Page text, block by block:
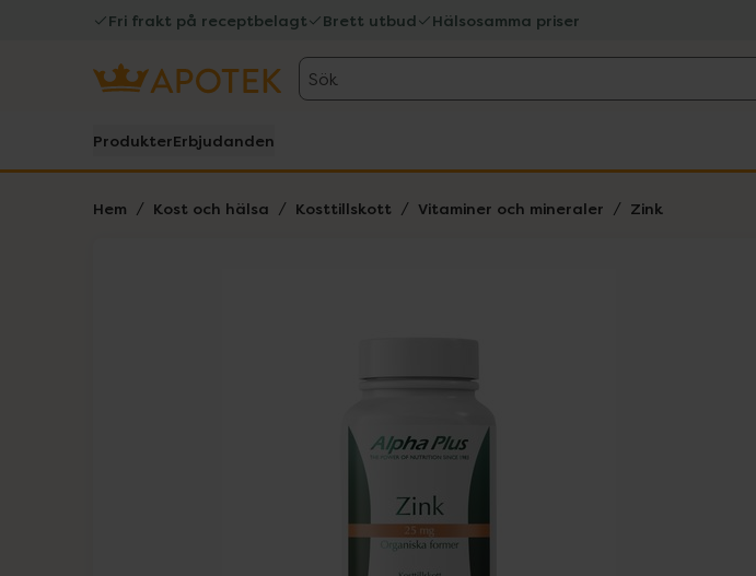
Fri frakt på receptbelagt Brett utbud Hälsosamma priser
Sök
ProdukterErbjudanden
Hem Kost och hälsa Kosttillskott Vitaminer och mineraler Zink